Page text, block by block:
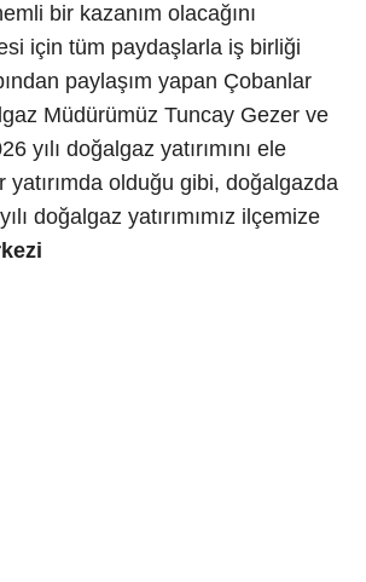
bir kazanım olacağını
için tüm paydaşlarla iş birliği
paylaşım yapan Çobanlar
Müdürümüz Tuncay Gezer ve
yılı doğalgaz yatırımını ele
yatırımda olduğu gibi, doğalgazda
doğalgaz yatırımımız ilçemize